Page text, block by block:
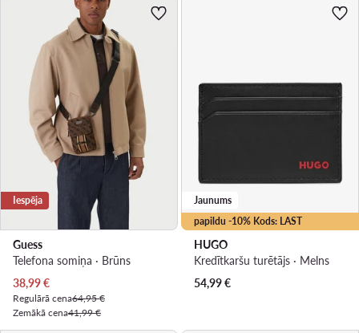
Iespēja
Guess
Telefona somiņa · Brūns
Pašreizējā cena
38,99€
Regulārā cena64,95 €
Zemākā cena41,99 €
papildu -10% Kods: LAST
Jaunums
HUGO
Kredītkaršu turētājs · Melns
54,99€